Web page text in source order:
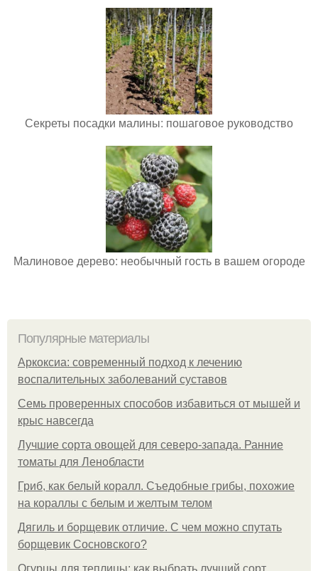
Секреты посадки малины: пошаговое руководство
Малиновое дерево: необычный гость в вашем огороде
Популярные материалы
Аркоксиа: современный подход к лечению
воспалительных заболеваний суставов
Семь проверенных способов избавиться от мышей и
крыс навсегда
Лучшие сорта овощей для северо-запада. Ранние
томаты для Ленобласти
Гриб, как белый коралл. Съедобные грибы, похожие
на кораллы с белым и желтым телом
Дягиль и борщевик отличие. С чем можно спутать
борщевик Сосновского?